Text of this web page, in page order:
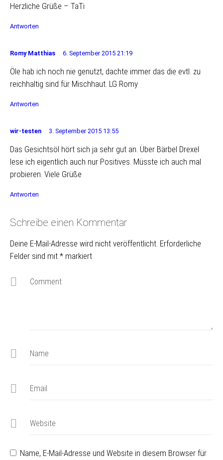
Herzliche Grüße – TaTi
Antworten
Romy Matthias 6. September 2015 21:19
Öle hab ich noch nie genutzt, dachte immer das die evtl. zu
reichhaltig sind für Mischhaut. LG Romy
Antworten
wir-testen 3. September 2015 13:55
Das Gesichtsöl hört sich ja sehr gut an. Über Bärbel Drexel
lese ich eigentlich auch nur Positives. Müsste ich auch mal
probieren. Viele Grüße
Antworten
Schreibe einen Kommentar
Deine E-Mail-Adresse wird nicht veröffentlicht. Erforderliche
Felder sind mit * markiert
Comment
Name
Email
Website
Name, E-Mail-Adresse und Website in diesem Browser für